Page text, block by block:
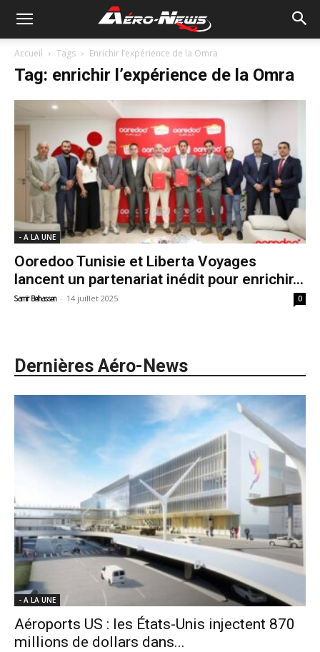
Accueil Tags Enrichir l’expérience de la Omra
Tag: enrichir l’expérience de la Omra
- A LA UNE
Ooredoo Tunisie et Liberta Voyages
lancent un partenariat inédit pour enrichir...
Samir Belhassen - 14 juillet 2025 0
Dernières Aéro-News
- A LA UNE
Aéroports US : les États-Unis injectent 870
millions de dollars dans...